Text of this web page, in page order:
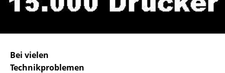
Bei vielen
Technikproblemen